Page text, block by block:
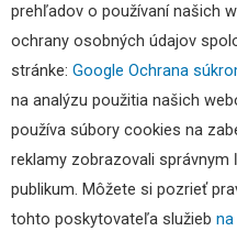
prehľadov o používaní našich
ochrany osobných údajov
stránke: Google Ochrana
na analýzu použitia našich
používa súbory cookies na
reklamy zobrazovali
publikum. Môžete si pozrieť
tohto poskytovateľa služieb